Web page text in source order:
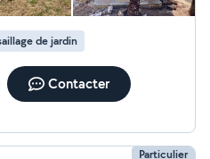
de jardin
Contacter
Particulier